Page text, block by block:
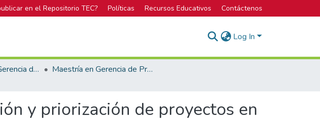
en el Repositorio TEC? Políticas Recursos Educativos Contáctenos
Log In
Área académica Gerencia de Proyectos
Maestría en Gerencia de Proyectos
y priorización de proyectos en